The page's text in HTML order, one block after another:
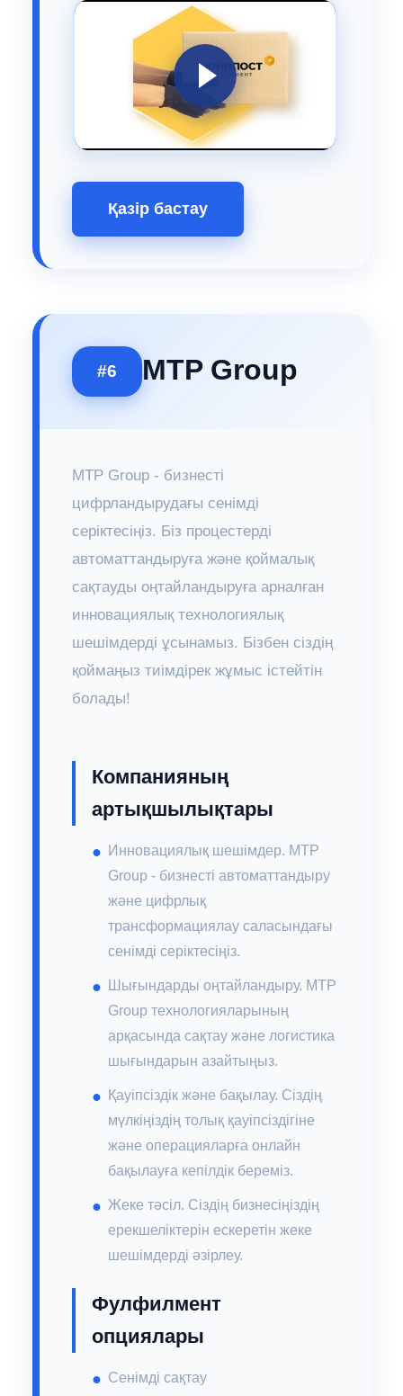
Қазір бастау
#6 MTP Group
MTP Group - бизнесті
цифрландырудағы сенімді
серіктесіңіз. Біз процестерді
автоматтандыруға және қоймалық
сақтауды оңтайландыруға арналған
инновациялық технологиялық
шешімдерді ұсынамыз. Бізбен сіздің
қоймаңыз тиімдірек жұмыс істейтін
болады!
Компанияның
артықшылықтары
Инновациялық шешімдер. MTP
Group - бизнесті автоматтандыру
және цифрлық
трансформациялау саласындағы
сенімді серіктесіңіз.
Шығындарды оңтайландыру. MTP
Group технологияларының
арқасында сақтау және логистика
шығындарын азайтыңыз.
Қауіпсіздік және бақылау. Сіздің
мүлкіңіздің толық қауіпсіздігіне
және операцияларға онлайн
бақылауға кепілдік береміз.
Жеке тәсіл. Сіздің бизнесіңіздің
ерекшеліктерін ескеретін жеке
шешімдерді әзірлеу.
Фулфилмент
опциялары
Сенімді сақтау